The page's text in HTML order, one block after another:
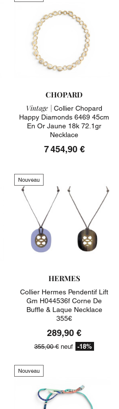
CHOPARD
Vintage | Collier Chopard
Happy Diamonds 6469 45cm
En Or Jaune 18k 72.1gr
Necklace
7 454,90 €
Nouveau
HERMES
Collier Hermes Pendentif Lift
Gm H044536f Corne De
Buffle & Laque Necklace
355€
289,90 €
355,00 € neuf -18%
Nouveau